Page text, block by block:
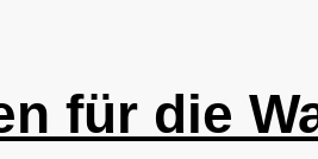
für die